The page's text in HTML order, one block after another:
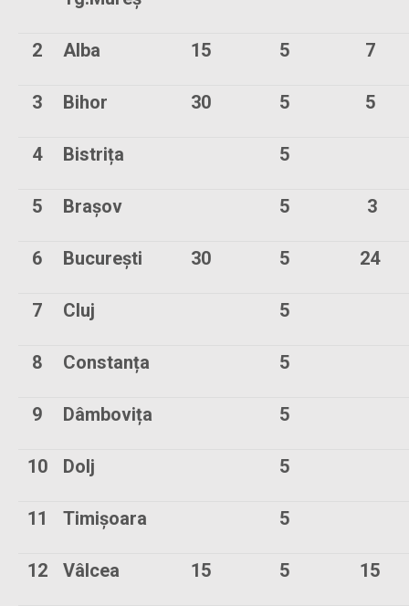
2 Alba 15 5 7
3 Bihor 30 5 5
4 Bistrița 5
5 Brașov 5 3
6 București 30 5 24
7 Cluj 5
8 Constanța 5
9 Dâmbovița 5
10 Dolj 5
11 Timișoara 5
12 Vâlcea 15 5 15